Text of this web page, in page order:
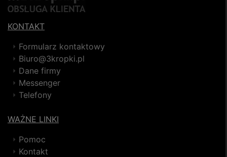
KONTAKT
Formularz kontaktowy
Biuro@3kropki.pl
Dane firmy
Messenger
Telefony
WAŻNE LINKI
Pomoc
Kontakt